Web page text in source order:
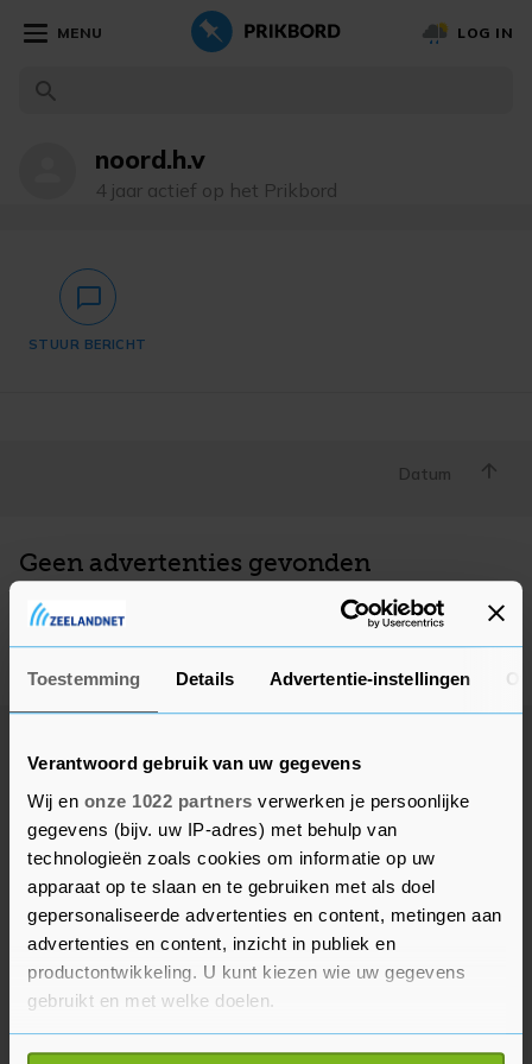
Toestemming Details Advertentie-instellingen
Verantwoord gebruik van uw gegevens
Wij en onze 1022 partners verwerken je persoonlijke
gegevens (bijv. uw IP-adres) met behulp van
technologieën zoals cookies om informatie op uw
apparaat op te slaan en te gebruiken met als doel
gepersonaliseerde advertenties en content, metingen aan
advertenties en content, inzicht in publiek en
productontwikkeling. U kunt kiezen wie uw gegevens
gebruikt en met welke doelen.
Als u het toestaat, willen we ook graag:
MENU LOG IN
noord.h.v
4 jaar actief op het Prikbord
chat_bubble_outlined
STUUR BERICHT
Datum
Geen advertenties gevonden
Deze adverteerder heeft op dit moment geen actieve
advertenties, kom later nog eens terug.